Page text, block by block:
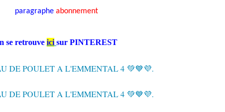
paragraphe abonnement
se retrouve ici sur PINTEREST